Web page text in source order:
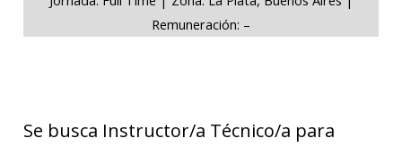
Remuneración: –
Se busca Instructor/a Técnico/a para